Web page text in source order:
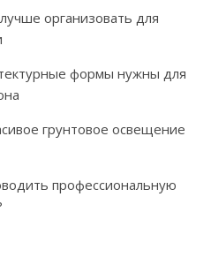
организовать для
формы нужны для
грунтовое освещение
профессиональную